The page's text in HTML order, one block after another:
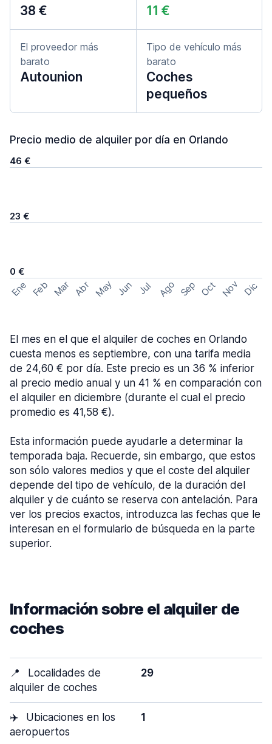
38 € 11 €
El proveedor más
barato
Autounion
Tipo de vehículo más
barato
Coches
pequeños
Precio medio de alquiler por día en Orlando
46 €
23 €
0 €
Ene Feb Mar Abr May Jun Jul Ago Sep Oct Nov Dic
El mes en el que el alquiler de coches en Orlando
cuesta menos es septiembre, con una tarifa media
de 24,60 € por día. Este precio es un 36 % inferior
al precio medio anual y un 41 % en comparación con
el alquiler en diciembre (durante el cual el precio
promedio es 41,58 €).
Esta información puede ayudarle a determinar la
temporada baja. Recuerde, sin embargo, que estos
son sólo valores medios y que el coste del alquiler
depende del tipo de vehículo, de la duración del
alquiler y de cuánto se reserva con antelación. Para
ver los precios exactos, introduzca las fechas que le
interesan en el formulario de búsqueda en la parte
superior.
Información sobre el alquiler de
coches
📍
Localidades de
alquiler de coches
29
✈️
Ubicaciones en los
aeropuertos
1